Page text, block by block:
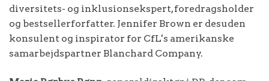
diversitets- og inklusionsekspert, foredragsholder
og bestsellerforfatter. Jennifer Brown er desuden
konsulent og inspirator for CfL's amerikanske
samarbejdspartner Blanchard Company.